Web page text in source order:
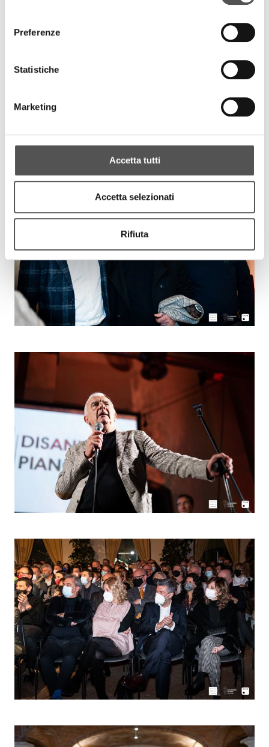
Preferenze
Statistiche
Marketing
Accetta tutti
Accetta selezionati
Rifiuta